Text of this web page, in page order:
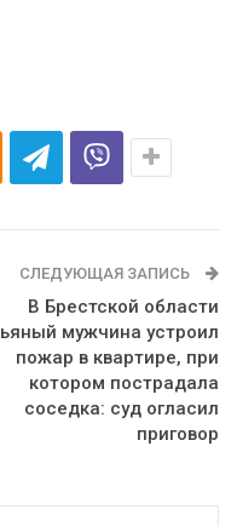
СЛЕДУЮЩАЯ ЗАПИСЬ
В Брестской области
мужчина устроил
пожар в квартире, при
котором пострадала
соседка: суд огласил
приговор